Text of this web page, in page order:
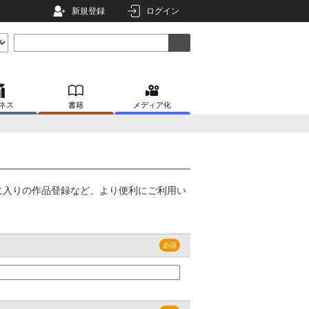
新規登録 ログイン
ス 書籍 メディア化
りの作品登録など、より便利にご利用い